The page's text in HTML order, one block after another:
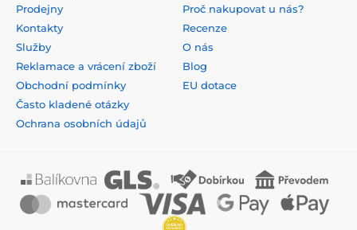
Prodejny
Kontakty
Služby
Reklamace a vrácení zboží
Obchodní podmínky
Často kladené otázky
Ochrana osobních údajů
Proč nakupovat u nás?
Recenze
O nás
Blog
EU dotace